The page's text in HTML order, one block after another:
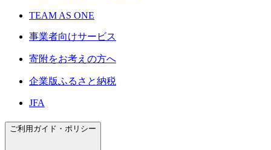
TEAM AS ONE
事業者向けサービス
寄附をお考えの方へ
企業版ふるさと納税
JFA
ご利用ガイド・ポリシー